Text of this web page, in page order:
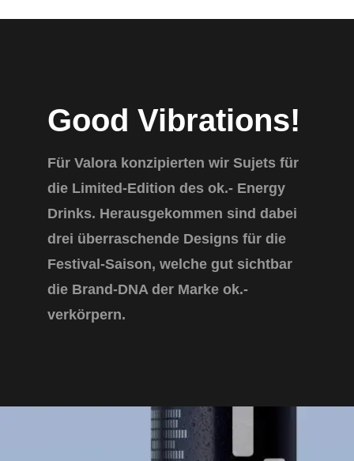
Good Vibrations!
Für Valora konzipierten wir Sujets für
die Limited-Edition des ok.- Energy
Drinks. Herausgekommen sind dabei
drei überraschende Designs für die
Festival-Saison, welche gut sichtbar
die Brand-DNA der Marke ok.-
verkörpern.